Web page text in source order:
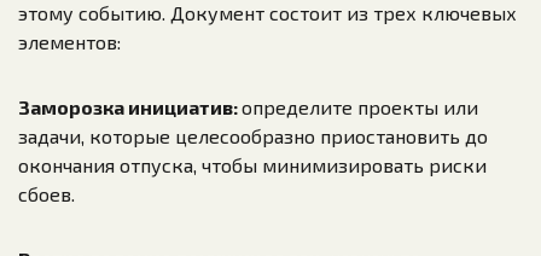
этому событию. Документ состоит из трех ключевых
элементов:
Заморозка инициатив:определите проекты или
задачи, которые целесообразно приостановить до
окончания отпуска, чтобы минимизировать риски
сбоев.